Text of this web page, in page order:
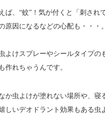
ば、“蚊”！気が付くと「刺さ
因になるなどの心配も・・・。
よけスプレーやシールタイプの
作れちゃうんです。
か虫よけが塗れない場所や、
しいデオドラント効果もある虫